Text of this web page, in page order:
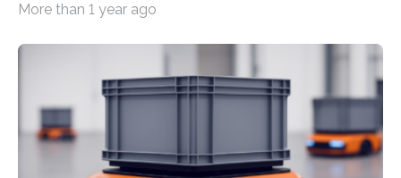
fördern sowie die Wohn- und Aufenthaltsqualität zu
an der Achse Kettenhofweg/Robert-Mayer-Straße
durch. Wie diese angenommen werden und was sie
bewirken, haben Forscher*innen der Frankfurt University
of Applied Sciences (Frankfurt UAS) untersucht und
ziehen insgesamt eine positive Bilanz. Gemeinsam mit
More than 1 year ago